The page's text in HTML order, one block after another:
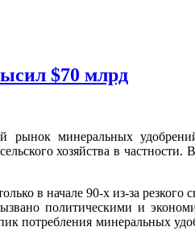
$70 млрд
рынок минеральных
хозяйства в
в начале 90-х из-за
политическими и
потребления минеральных